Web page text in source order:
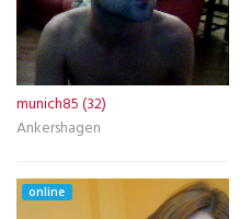
munich85 (32)
Ankershagen
online